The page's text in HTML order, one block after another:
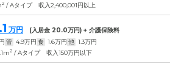
2 / Aタイプ 収入2,400,001円以上
万円 (入居金 20.0万円) + 介護保険料
管 4.9万円 食 1.6万円 他 1.3万円
2 / Aタイプ 収入150万円以下